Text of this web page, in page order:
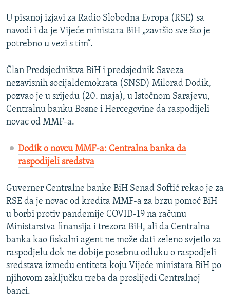
NASTANAK I RASPAD JUGOSLAVIJE
U pisanoj izjavi za Radio Slobodna Evropa (RSE) sa
navodi i da je Vijeće ministara BiH „završio sve što je
potrebno u vezi s tim“.
Član Predsjedništva BiH i predsjednik Saveza
nezavisnih socijaldemokrata (SNSD) Milorad Dodik,
pozvao je u srijedu (20. maja), u Istočnom Sarajevu,
Centralnu banku Bosne i Hercegovine da raspodijeli
novac od MMF-a.
Dodik o novcu MMF-a: Centralna banka da
raspodijeli sredstva
Guverner Centralne banke BiH Senad Softić rekao je za
RSE da je novac od kredita MMF-a za brzu pomoć BiH
u borbi protiv pandemije COVID-19 na računu
Ministarstva finansija i trezora BiH, ali da Centralna
banka kao fiskalni agent ne može dati zeleno svjetlo za
raspodjelu dok ne dobije posebnu odluku o raspodjeli
sredstava između entiteta koju Vijeće ministara BiH po
njihovom zaključku treba da proslijedi Centralnoj
banci.